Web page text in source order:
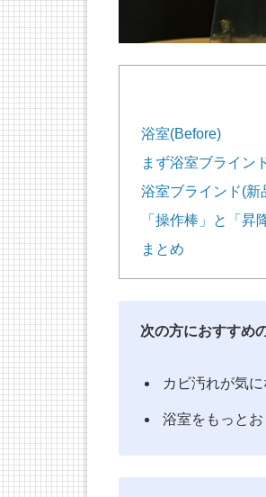
浴室(Before)
まず浴室ブライン
浴室ブラインド(新
「操作棒」と「昇
まとめ
次の方におすすめ
カビ汚れが気
浴室をもっと